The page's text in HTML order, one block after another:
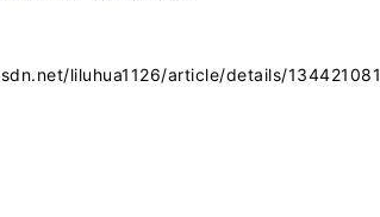
liluhua1126/article/details/134421081